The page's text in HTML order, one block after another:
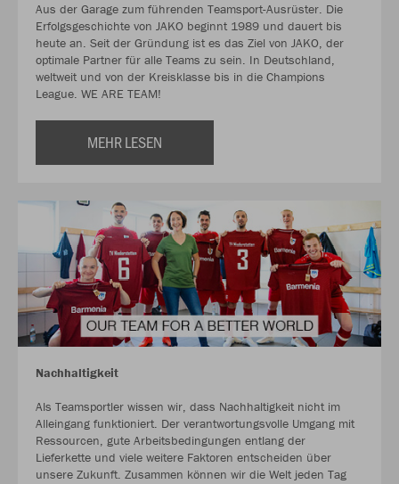
Aus der Garage zum führenden Teamsport-Ausrüster. Die
Erfolgsgeschichte von JAKO beginnt 1989 und dauert bis
heute an. Seit der Gründung ist es das Ziel von JAKO, der
optimale Partner für alle Teams zu sein. In Deutschland,
weltweit und von der Kreisklasse bis in die Champions
League. WE ARE TEAM!
MEHR LESEN
Nachhaltigkeit
Als Teamsportler wissen wir, dass Nachhaltigkeit nicht im
Alleingang funktioniert. Der verantwortungsvolle Umgang mit
Ressourcen, gute Arbeitsbedingungen entlang der
Lieferkette und viele weitere Faktoren entscheiden über
unsere Zukunft. Zusammen können wir die Welt jeden Tag